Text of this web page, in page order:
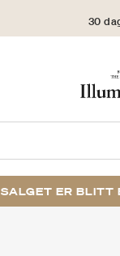
30
SALGET ER BLITT